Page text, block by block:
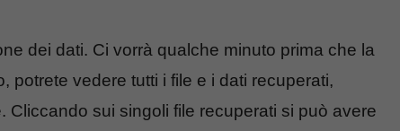
dei dati. Ci vorrà qualche minuto prima che la
potrete vedere tutti i file e i dati recuperati,
sui singoli file recuperati si può avere